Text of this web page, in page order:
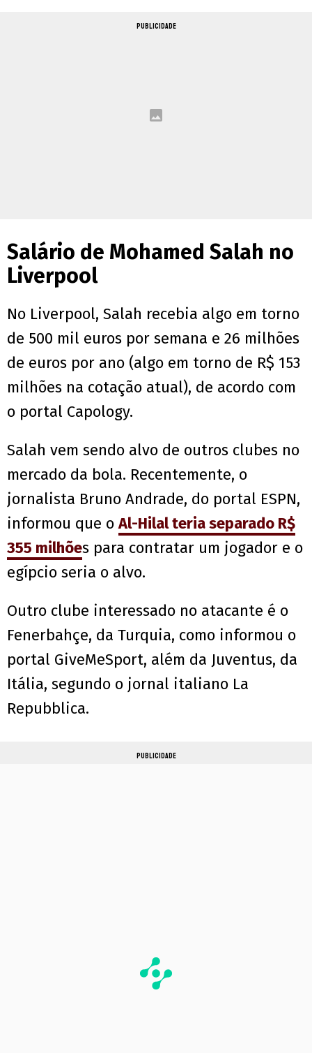
PUBLICIDADE
Salário de Mohamed Salah no
Liverpool
No Liverpool, Salah recebia algo em torno
de 500 mil euros por semana e 26 milhões
de euros por ano (algo em torno de R$ 153
milhões na cotação atual), de acordo com
o portal Capology.
Salah vem sendo alvo de outros clubes no
mercado da bola. Recentemente, o
jornalista Bruno Andrade, do portal ESPN,
informou que oAl-Hilal teria separado R$
355 milhões para contratar um jogador e o
egípcio seria o alvo.
Outro clube interessado no atacante é o
Fenerbahçe, da Turquia, como informou o
portal GiveMeSport, além da Juventus, da
Itália, segundo o jornal italiano La
Repubblica.
PUBLICIDADE